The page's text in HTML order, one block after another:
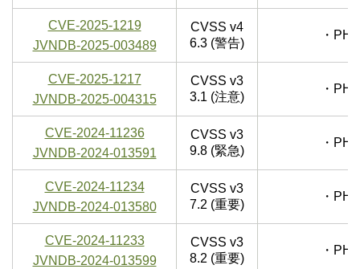
CVE-2025-1219
JVNDB-2025-003489
CVSS v4
6.3 (警告)
・
CVE-2025-1217
JVNDB-2025-004315
CVSS v3
3.1 (注意)
・
CVE-2024-11236
JVNDB-2024-013591
CVSS v3
9.8 (緊急)
・
CVE-2024-11234
JVNDB-2024-013580
CVSS v3
7.2 (重要)
・
CVE-2024-11233
JVNDB-2024-013599
CVSS v3
8.2 (重要)
・